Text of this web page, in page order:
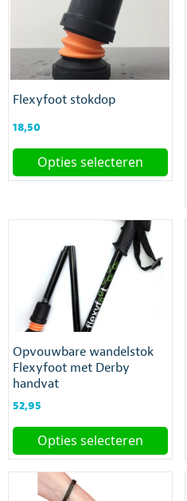
optie
kan
worden
de
productpagina
Flexyfoot stokdop
18,50
Opties selecteren
Dit
gekozen
worden
de
productpagina
Opvouwbare wandelstok
Flexyfoot met Derby
handvat
52,95
Opties selecteren
Dit
heeft